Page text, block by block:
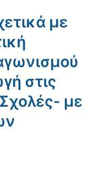
με
στις
με